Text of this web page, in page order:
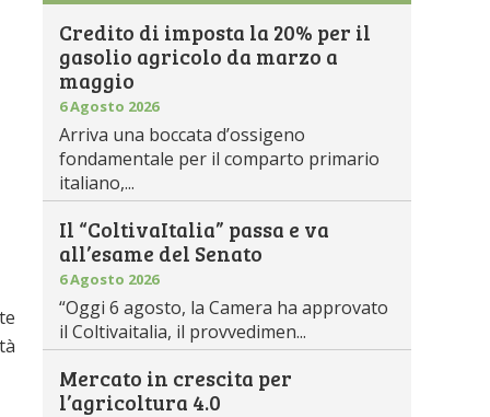
Credito di imposta la 20% per il
gasolio agricolo da marzo a
maggio
6 Agosto 2026
Arriva una boccata d’ossigeno
fondamentale per il comparto primario
italiano,...
Il “ColtivaItalia” passa e va
all’esame del Senato
6 Agosto 2026
“Oggi 6 agosto, la Camera ha approvato
il Coltivaitalia, il provvedimen...
Mercato in crescita per
l’agricoltura 4.0